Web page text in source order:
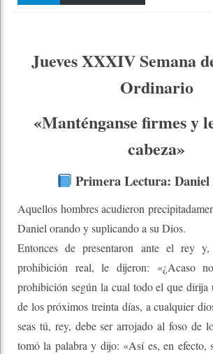
Jueves XXXIV Semana
Ordinario
«Manténganse firmes y
cabeza»
Primera Lectura:Daniel
Aquellos hombres acudieron
Daniel orando y suplicando a su Dios.
Entonces de presentaron ante el rey
prohibición real, le dijeron: «¿Acaso
prohibición según la cual todo el que dirija
de los próximos treinta días, a cualquier
seas tú, rey, debe ser arrojado al foso de
tomó la palabra y dijo: «Así es, en efecto,